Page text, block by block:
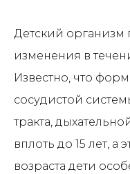
Детский организм
изменения в
Известно, что
сосудистой
тракта,
вплоть до 15 лет, а
возраста дети